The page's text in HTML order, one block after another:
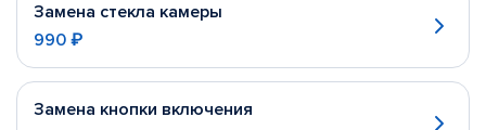
Замена стекла камеры
990 ₽
Замена кнопки включения